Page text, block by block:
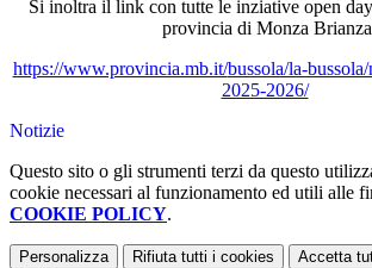
Si inoltra il link con tutte le inziative open
provincia di Monza Brianza
https://www.provincia.mb.it/bussola/la-
2025-2026/
Notizie
Questo sito o gli strumenti terzi da questo
cookie necessari al funzionamento ed utili alle
COOKIE POLICY.
Personalizza Rifiuta tutti i cookies Accetta